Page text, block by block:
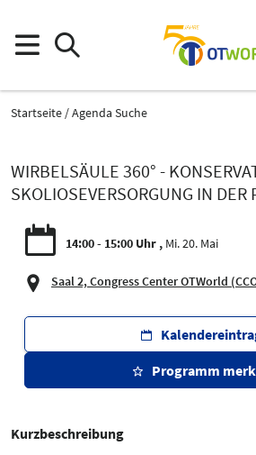
Startseite
Agenda Suche
WIRBELSÄULE 360° -
SKOLIOSEVERSORGUNG IN DER
14:00 - 15:00 Uhr Mi. 20. Mai
Saal 2, Congress Center OTWorld
Programm
Kurzbeschreibung